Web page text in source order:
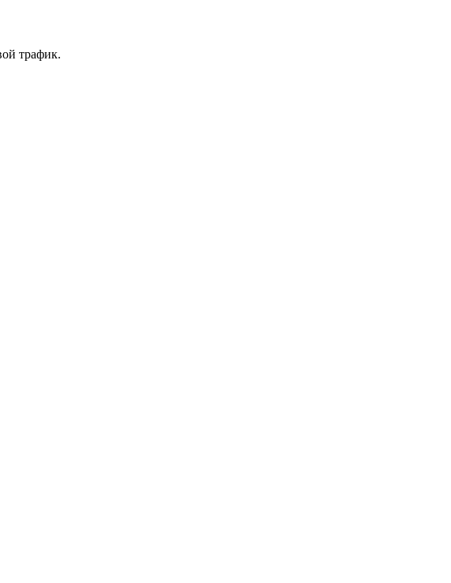
трафик.